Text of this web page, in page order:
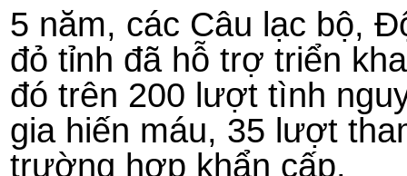
5 năm, các Câu lạc bộ,
đỏ tỉnh đã hỗ trợ triển
đó trên 200 lượt tình
gia hiến máu, 35 lượt
trường hợp khẩn cấp.